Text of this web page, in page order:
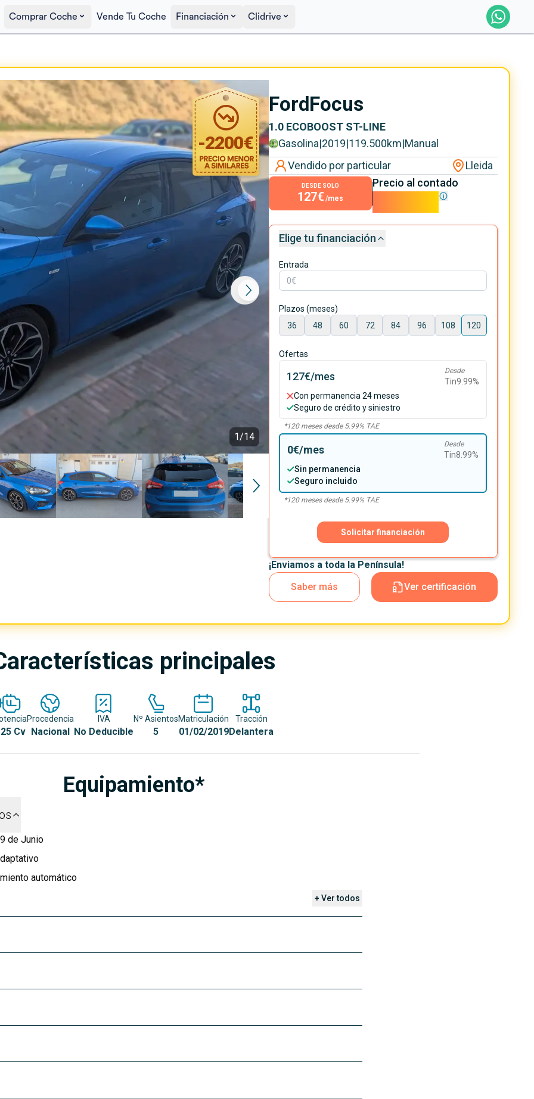
Comprar Coche Vende Tu Coche Financiación Clidrive
1/14
-2200€
11.500€
FordFocus
1.0 ECOBOOST ST-LINE
Gasolina|2019|119.500km|Manual
Vendido por particular
Lleida
DESDE SOLO
127€ /mes
Precio al contado
11.500€
Elige tu financiación
Entrada
Plazos (meses)
36
48 60 72 84 96 108 120
Ofertas
127€/mes Desde
Tin9.99%
Con permanencia 24 meses
Seguro de crédito y siniestro
*120meses desde 5.99% TAE
0€/mes Desde
Tin8.99%
Sin permanencia
Seguro incluido
*120meses desde 5.99% TAE
Solicitar financiación
¡Enviamos a toda la Península!
Saber más
Ver certificación
principales
Cv
Procedencia
Nacional
IVA
No Deducible
Nº Asientos
5
Matriculación
01/02/2019
Tracción
Delantera
Equipamiento*
de Junio
automático
+ Ver todos